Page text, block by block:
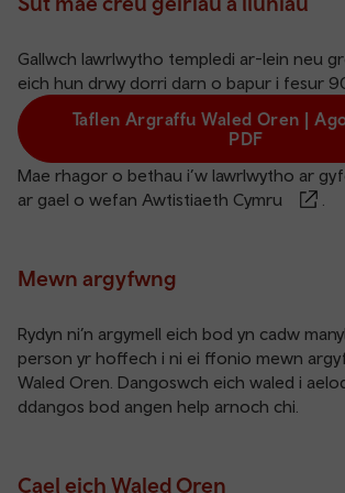
Gallwch lawrlwytho templedi ar-lein neu
eich hun drwy dorri darn o bapur i fesur
Taflen Argraffu Waled Oren |
PDF
Mae rhagor o bethau i’w lawrlwytho ar
ar gael o wefan Awtistiaeth Cymru
Mewn argyfwng
Rydyn ni’n argymell eich bod yn cadw
person yr hoffech i ni ei ffonio mewn
Waled Oren. Dangoswch eich waled i
ddangos bod angen help arnoch chi.
Cael eich Waled Oren